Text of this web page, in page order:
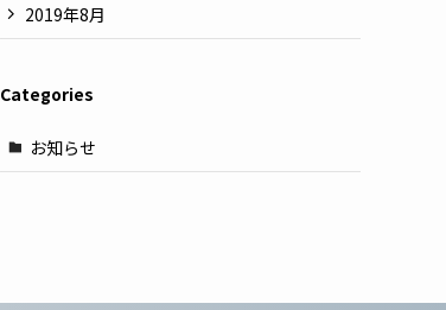
2019年8月
Categories
お知らせ